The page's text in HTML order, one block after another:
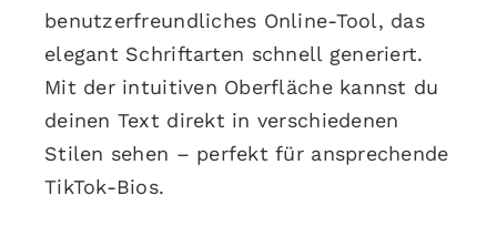
benutzerfreundliches Online-Tool, das
elegant Schriftarten schnell generiert.
Mit der intuitiven Oberfläche kannst du
deinen Text direkt in verschiedenen
Stilen sehen – perfekt für ansprechende
TikTok-Bios.